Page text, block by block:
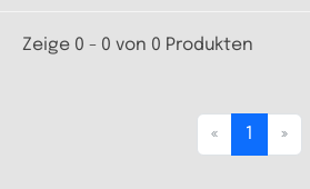
Zeige 0 - 0 von 0 Produkten
« 1 »